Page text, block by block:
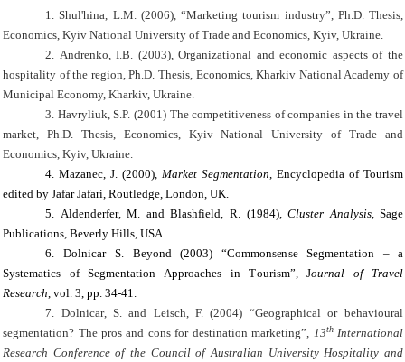
1.
Shul'hina L.M. (2006), “Marketing tourism industry”, Ph.D. Thesis,
Economics, Kyiv National University of Trade and Economics, Kyiv, Ukraine
2.
Andrenko I.B. (2003),Organizational and economic aspects of the
hospitality of the region , Ph.D. Thesis, Economics, Kharkiv National Academy of
Municipal Economy, Kharkiv, Ukraine.
3. Havryliuk S.P. (2001) The competitiveness of companies in the travel
market , Ph.D. Thesis, Economics, Kyiv National University of Trade and
Economics, Kyiv, Ukraine
4. Mazanec J .(2000), Market Segmentation Encyclopedia of Tourism
editedby Jafar Jafari ,Routledge ,London , UK.
5.
Аldenderfer, M. and Blashfield R (1984), Cluster Analysis,Sage
Publications,Beverly Hills , USA.
6.
Dolniсar S Beyond(2003) “Commonsense Segmentation
– a
Systematics of Segmentation Approaches inTourism”, Journal of Travel
Research , vol. 3, pp. 34-41.
7.
Dolnicar, S. and Leisch, F. (2004) “Geographical or behavioural
segmentation? Тhe pros and consfor destination marketing”, 13thInternational
Research Conference of the Council of Australian University Hospitality and